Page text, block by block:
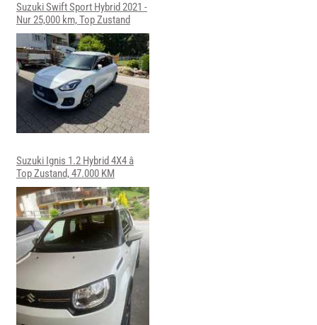
Suzuki Swift Sport Hybrid 2021 -
Nur 25,000 km, Top Zustand
Suzuki Ignis 1.2 Hybrid 4X4 â
Top Zustand, 47.000 KM